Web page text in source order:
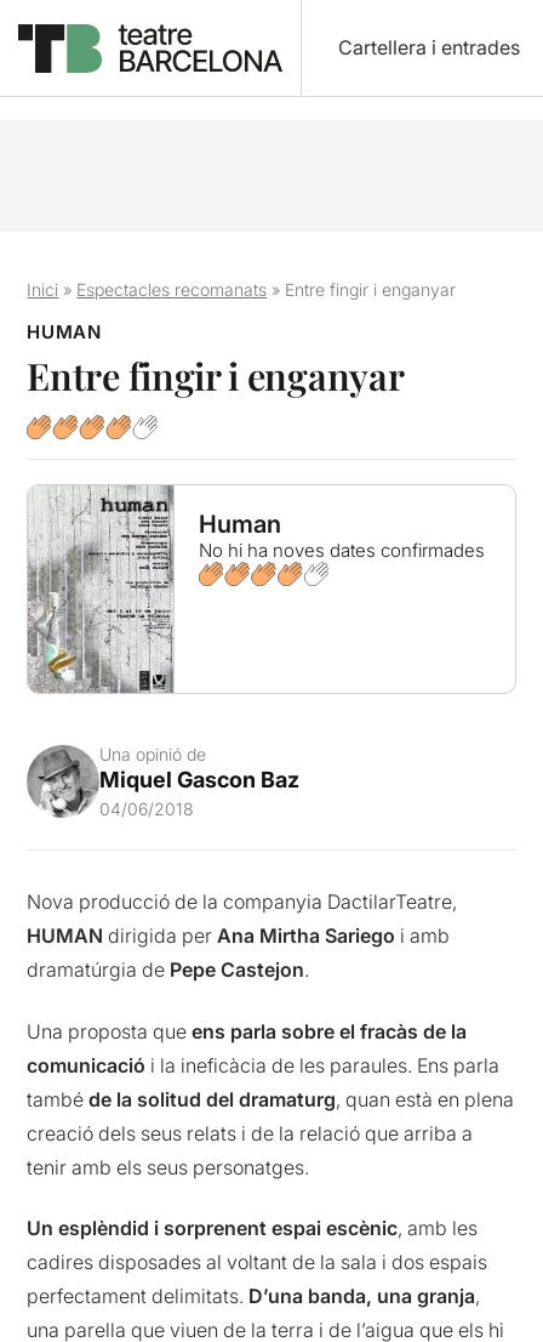
Cartellera i entrades
Inici » Espectacles recomanats » Entre fingir i enganyar
HUMAN
Entre fingir i enganyar
Human
No hi ha noves dates confirmades
Una opinió de
Miquel Gascon Baz
04/06/2018
Nova producció de la companyia DactilarTeatre,
HUMAN dirigida perAna Mirtha Sariego i amb
dramatúrgia de Pepe Castejon.
Una proposta queens parla sobre el fracàs de la
comunicació i la ineficàcia de les paraules. Ens parla
tambéde la solitud del dramaturg, quan està en plena
creació dels seus relats i de la relació que arriba a
tenir amb els seus personatges.
Un esplèndid i sorprenent espai escènic, amb les
cadires disposades al voltant de la sala i dos espais
perfectament delimitats. D’una banda, una granja,
una parella que viuen de la terra i de l’aigua que els hi